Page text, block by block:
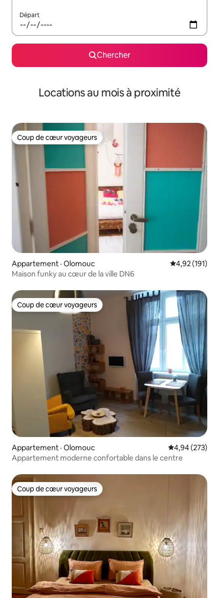
Départ
Chercher
Locations au mois à proximité
Coup de cœur voyageurs
Coup de cœur voyageurs
Appartement · Olomouc Note
4,92 (191)
Maison funky au cœur de la ville DN6
Coup de cœur voyageurs
Coup de cœur voyageurs
Appartement · Olomouc Note
4,94 (273)
Appartement moderne confortable dans le centre
Coup de cœur voyageurs
Coup de cœur voyageurs